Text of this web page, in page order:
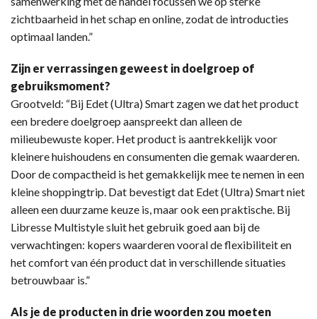
zichtbaarheid in het schap en online, zodat de introducties
optimaal landen.”
Zijn er verrassingen geweest in doelgroep of
gebruiksmoment?
Grootveld: “Bij Edet (Ultra) Smart zagen we dat het product
een bredere doelgroep aanspreekt dan alleen de
milieubewuste koper. Het product is aantrekkelijk voor
kleinere huishoudens en consumenten die gemak waarderen.
Door de compactheid is het gemakkelijk mee te nemen in een
kleine shoppingtrip. Dat bevestigt dat Edet (Ultra) Smart niet
alleen een duurzame keuze is, maar ook een praktische. Bij
Libresse Multistyle sluit het gebruik goed aan bij de
verwachtingen: kopers waarderen vooral de flexibiliteit en
het comfort van één product dat in verschillende situaties
betrouwbaar is.”
Als je de producten in drie woorden zou moeten